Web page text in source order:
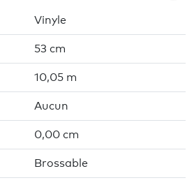
Vinyle
53 cm
10,05 m
Aucun
0,00 cm
Brossable